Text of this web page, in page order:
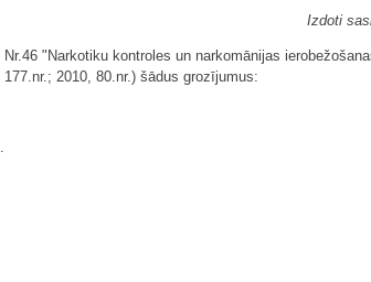
Izdoti
"Narkotiku kontroles un narkomānijas
2010, 80.nr.) šādus grozījumus: